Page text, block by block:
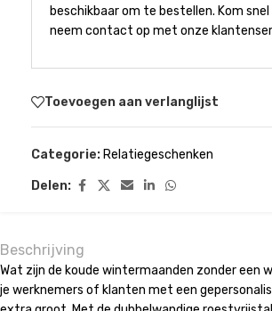
beschikbaar om te bestellen. Kom
neem contact op met onze
Toevoegen aan verlanglijst
Categorie: Relatiegeschenken
Delen:
Beschrijving
Wat zijn de koude wintermaanden zonder een
je werknemers of klanten met een